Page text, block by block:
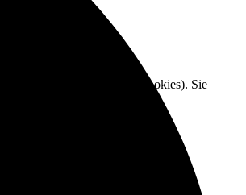
zu verbessern (Tracking Cookies). Sie
Verfügung stehen.